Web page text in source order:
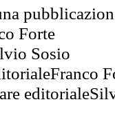
Forte
Sosio